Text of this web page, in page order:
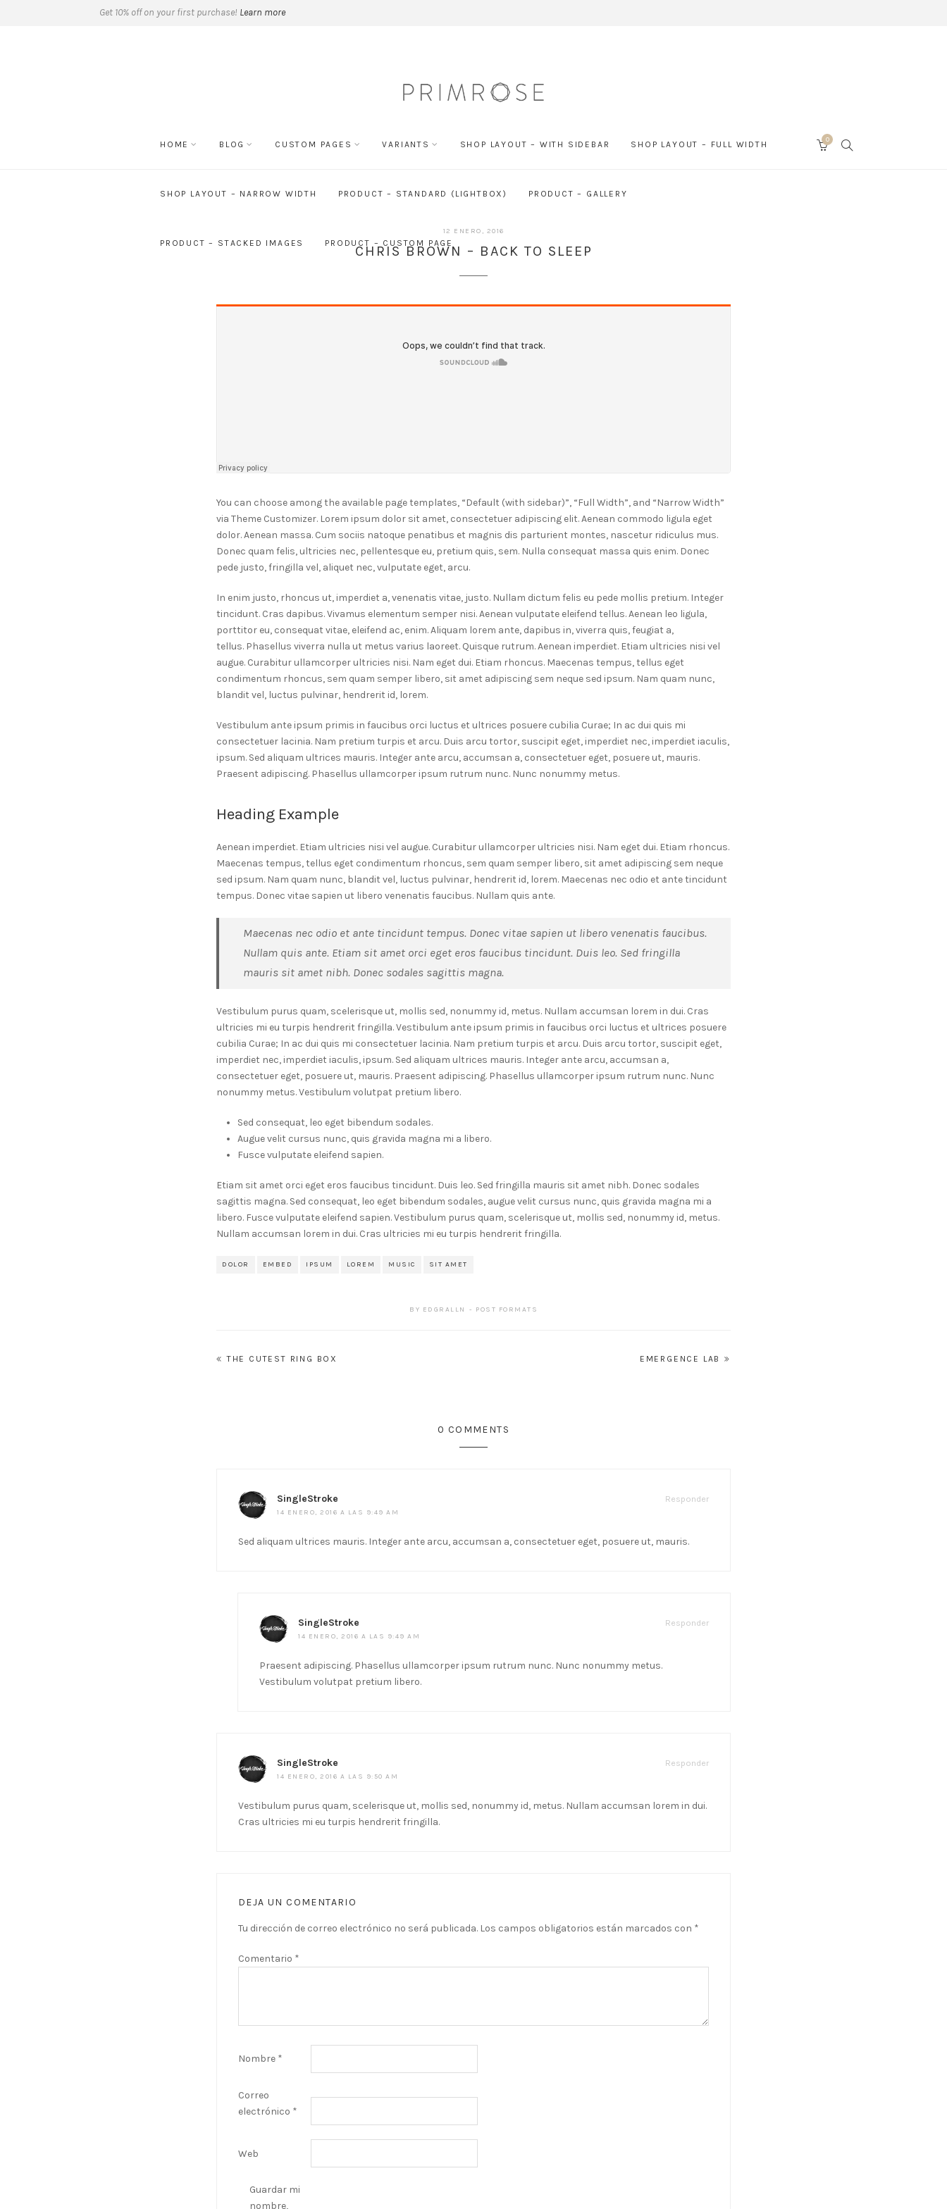
Get 10% off on your first purchase! Learn more
HOME BLOG CUSTOM PAGES VARIANTS SHOP LAYOUT – WITH SIDEBAR SHOP LAYOUT – FULL WIDTH
SHOP LAYOUT – NARROW WIDTH PRODUCT – STANDARD (LIGHTBOX) PRODUCT – GALLERY
PRODUCT – STACKED IMAGES PRODUCT – CUSTOM PAGE
SEARCH
0
12 ENERO, 2016
CHRIS BROWN – BACK TO SLEEP
You can choose among the available page templates, “Default (with sidebar)”, “Full Width”, and “Narrow Width”
via Theme Customizer. Lorem ipsum dolor sit amet, consectetuer adipiscing elit. Aenean commodo ligula eget
dolor. Aenean massa. Cum sociis natoque penatibus et magnis dis parturient montes, nascetur ridiculus mus.
Donec quam felis, ultricies nec, pellentesque eu, pretium quis, sem. Nulla consequat massa quis enim. Donec
pede justo, fringilla vel, aliquet nec, vulputate eget, arcu.
In enim justo, rhoncus ut, imperdiet a, venenatis vitae, justo. Nullam dictum felis eu pede mollis pretium. Integer
tincidunt. Cras dapibus. Vivamus elementum semper nisi. Aenean vulputate eleifend tellus. Aenean leo ligula,
porttitor eu, consequat vitae, eleifend ac, enim. Aliquam lorem ante, dapibus in, viverra quis, feugiat a,
tellus. Phasellus viverra nulla ut metus varius laoreet. Quisque rutrum. Aenean imperdiet. Etiam ultricies nisi vel
augue. Curabitur ullamcorper ultricies nisi. Nam eget dui. Etiam rhoncus. Maecenas tempus, tellus eget
condimentum rhoncus, sem quam semper libero, sit amet adipiscing sem neque sed ipsum. Nam quam nunc,
blandit vel, luctus pulvinar, hendrerit id, lorem.
Vestibulum ante ipsum primis in faucibus orci luctus et ultrices posuere cubilia Curae; In ac dui quis mi
consectetuer lacinia. Nam pretium turpis et arcu. Duis arcu tortor, suscipit eget, imperdiet nec, imperdiet iaculis,
ipsum. Sed aliquam ultrices mauris. Integer ante arcu, accumsan a, consectetuer eget, posuere ut, mauris.
Praesent adipiscing. Phasellus ullamcorper ipsum rutrum nunc. Nunc nonummy metus.
Heading Example
Aenean imperdiet. Etiam ultricies nisi vel augue. Curabitur ullamcorper ultricies nisi. Nam eget dui. Etiam rhoncus.
Maecenas tempus, tellus eget condimentum rhoncus, sem quam semper libero, sit amet adipiscing sem neque
sed ipsum. Nam quam nunc, blandit vel, luctus pulvinar, hendrerit id, lorem. Maecenas nec odio et ante tincidunt
tempus. Donec vitae sapien ut libero venenatis faucibus. Nullam quis ante.
Maecenas nec odio et ante tincidunt tempus. Donec vitae sapien ut libero venenatis faucibus.
Nullam quis ante. Etiam sit amet orci eget eros faucibus tincidunt. Duis leo. Sed fringilla
mauris sit amet nibh. Donec sodales sagittis magna.
Vestibulum purus quam, scelerisque ut, mollis sed, nonummy id, metus. Nullam accumsan lorem in dui. Cras
ultricies mi eu turpis hendrerit fringilla. Vestibulum ante ipsum primis in faucibus orci luctus et ultrices posuere
cubilia Curae; In ac dui quis mi consectetuer lacinia. Nam pretium turpis et arcu. Duis arcu tortor, suscipit eget,
imperdiet nec, imperdiet iaculis, ipsum. Sed aliquam ultrices mauris. Integer ante arcu, accumsan a,
consectetuer eget, posuere ut, mauris. Praesent adipiscing. Phasellus ullamcorper ipsum rutrum nunc. Nunc
nonummy metus. Vestibulum volutpat pretium libero.
Sed consequat, leo eget bibendum sodales.
Augue velit cursus nunc, quis gravida magna mi a libero.
Fusce vulputate eleifend sapien.
Etiam sit amet orci eget eros faucibus tincidunt. Duis leo. Sed fringilla mauris sit amet nibh. Donec sodales
sagittis magna. Sed consequat, leo eget bibendum sodales, augue velit cursus nunc, quis gravida magna mi a
libero. Fusce vulputate eleifend sapien. Vestibulum purus quam, scelerisque ut, mollis sed, nonummy id, metus.
Nullam accumsan lorem in dui. Cras ultricies mi eu turpis hendrerit fringilla.
DOLOR EMBED IPSUM LOREM MUSIC SIT AMET
BY EDGRALLN POST FORMATS
Navegación
EMERGENCE LAB
THE CUTEST RING BOX
0 COMMENTS
SingleStroke
14 ENERO, 2016 A LAS 9:49 AM
Sed aliquam ultrices mauris. Integer ante arcu, accumsan a, consectetuer eget, posuere ut, mauris.
Responder
SingleStroke
14 ENERO, 2016 A LAS 9:49 AM
Praesent adipiscing. Phasellus ullamcorper ipsum rutrum nunc. Nunc nonummy metus.
Vestibulum volutpat pretium libero.
Responder
SingleStroke
14 ENERO, 2016 A LAS 9:50 AM
Vestibulum purus quam, scelerisque ut, mollis sed, nonummy id, metus. Nullam accumsan lorem in dui.
Cras ultricies mi eu turpis hendrerit fringilla.
Responder
DEJA UN COMENTARIO
Tu dirección de correo electrónico no será publicada. Los campos obligatorios están marcados con *
Comentario *
Nombre *
Correo
electrónico *
Web
Guardar mi
nombre,